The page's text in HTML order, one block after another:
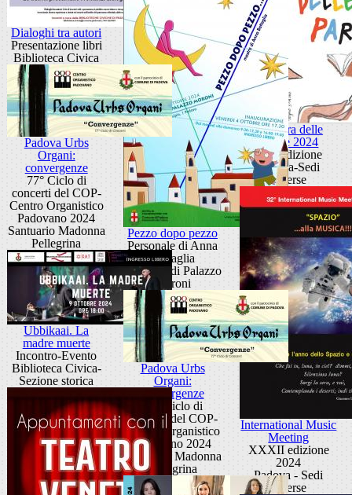
Dialoghi tra autori
Presentazione libri
Biblioteca Civica
La Fiera delle
Parole 2024
XIX edizione
Padova-Sedi
diverse
Pezzo dopo pezzo
Personale di Anna
Battaglia
Scuderie di Palazzo
Moroni
Padova Urbs
Organi:
convergenze
77° Ciclo di
concerti del COP-
Centro Organistico
Padovano 2024
Santuario Madonna
Pellegrina
International Music
Meeting
XXXII edizione
2024
Padova - Sedi
diverse
Ubbikaai. La
madre muerte
Incontro-Evento
Biblioteca Civica-
Sezione storica
Padova Urbs
Organi:
convergenze
77° Ciclo di
concerti del COP-
Centro Organistico
Padovano 2024
Santuario Madonna
Pellegrina